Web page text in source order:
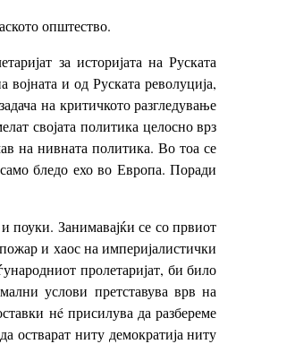
општество.
за историјата на Руската
и од Руската револуција,
на критичкото разгледување
својата политика целосно врз
на нивната политика. Во тоа се
бледо ехо во Европа. Поради
поуки. Занимавајќи се со првиот
и хаос на империјалистички
пролетаријат, би било
услови претставува врв на
нé присилува да разбереме
остварат ниту демократија ниту